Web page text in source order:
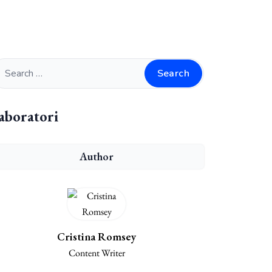
Search
Author
Cristina Romsey
Content Writer